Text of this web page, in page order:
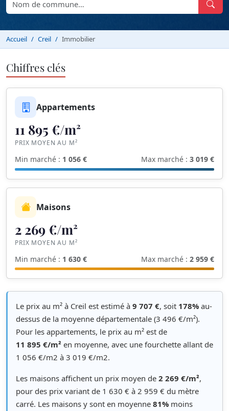
Accueil Creil Immobilier
Chiffres clés
Appartements
11 895 €/m²
PRIX MOYEN AU M²
Min marché : 1 056 € Max marché : 3 019 €
Maisons
2 269 €/m²
PRIX MOYEN AU M²
Min marché : 1 630 € Max marché : 2 959 €
Le prix au m² à Creil est estimé à 9 707 €, soit 178% au-
dessus de la moyenne départementale (3 496 €/m²).
Pour les appartements, le prix au m² est de
11 895 €/m² en moyenne, avec une fourchette allant de
1 056 €/m2 à 3 019 €/m2.
Les maisons affichent un prix moyen de 2 269 €/m²,
pour des prix variant de 1 630 € à 2 959 € du mètre
carré. Les maisons y sont en moyenne 81% moins